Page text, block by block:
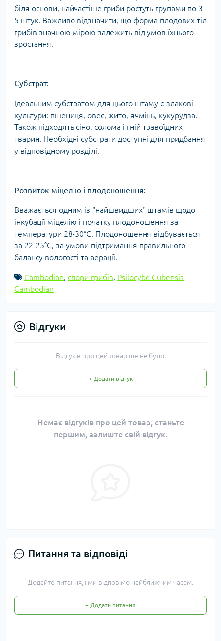
біля основи, найчастіше гриби ростуть групами по 3-
5 штук. Важливо відзначити, що форма плодових тіл
грибів значною мірою залежить від умов їхнього
зростання.
Субстрат:
Ідеальним субстратом для цього штаму є злакові
культури: пшениця, овес, жито, ячмінь, кукурудза.
Також підходять сіно, солома і гній травоїдних
тварин. Необхідні субстрати доступні для придбання
у відповідному розділі.
Розвиток міцелію і плодоношення:
Вважається одним із "найшвидших" штамів щодо
інкубації міцелію і початку плодоношення за
температури 28-30°C. Плодоношення відбувається
за 22-25°C, за умови підтримання правильного
балансу вологості та аерації.
Cambodian, спори грибів, Psilocybe Cubensis
Cambodian
Відгуки
Відгуків про цей товар ще не було.
+ Додати відгук
Немає відгуків про цей товар, станьте
першим, залиште свій відгук.
Питання та відповіді
Додайте питання, і ми відповімо найближчим часом.
+ Додати питання